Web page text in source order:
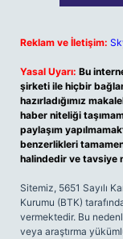
Reklam ve İletişim:
Yasal Uyarı: Bu
şirketi ile hiçbir
hazırladığımız
haber niteliği
paylaşım
benzerlikleri
halindedir ve tavsiye
Sitemiz, 5651 Sayılı
Kurumu (BTK)
vermektedir. Bu
veya araştırma